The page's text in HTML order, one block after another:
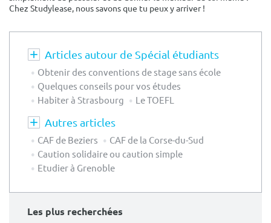
Chez Studylease, nous savons que tu peux y arriver !
Articles autour de Spécial étudiants
Obtenir des conventions de stage sans école
Quelques conseils pour vos études
Habiter à Strasbourg
Le TOEFL
Autres articles
CAF de Beziers
CAF de la Corse-du-Sud
Caution solidaire ou caution simple
Etudier à Grenoble
Les plus recherchées